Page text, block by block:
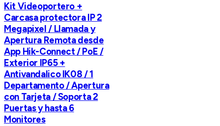
Kit Videoportero +
Carcasa protectora IP 2
Megapixel / Llamada y
Apertura Remota desde
App Hik-Connect / PoE /
Exterior IP65 +
Antivandalico IK08 / 1
Departamento / Apertura
con Tarjeta / Soporta 2
Puertas y hasta 6
Monitores